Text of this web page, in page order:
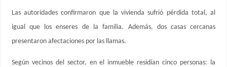
Las autoridades confirmaron que la vivienda sufrió pérdida total, al
igual que los enseres de la familia. Además, dos casas cercanas
presentaron afectaciones por las llamas.
Según vecinos del sector, en el inmueble residían cinco personas: la